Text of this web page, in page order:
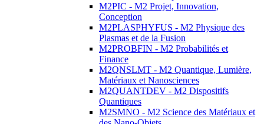
M2PIC - M2 Projet, Innovation,
Conception
M2PLASPHYFUS - M2 Physique des
Plasmas et de la Fusion
M2PROBFIN - M2 Probabilités et
Finance
M2QNSLMT - M2 Quantique, Lumière,
Matériaux et Nanosciences
M2QUANTDEV - M2 Dispositifs
Quantiques
M2SMNO - M2 Science des Matériaux et